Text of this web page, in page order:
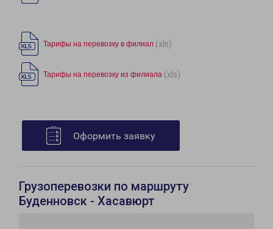
Тарифы на перевозку в филиал (xls)
Тарифы на перевозку из филиала (xls)
Оформить заявку
Грузоперевозки по маршруту
Буденновск - Хасавюрт